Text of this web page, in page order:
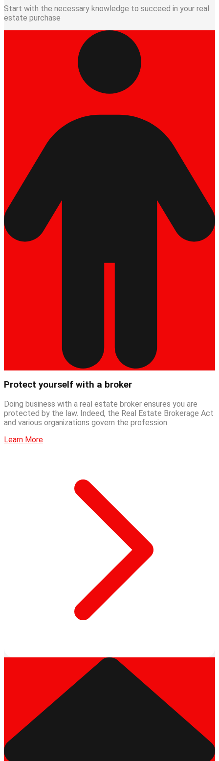
Start with the necessary knowledge to succeed in your real
estate purchase
Protect yourself with a broker
Doing business with a real estate broker ensures you are
protected by the law. Indeed, the Real Estate Brokerage Act
and various organizations govern the profession.
Learn More